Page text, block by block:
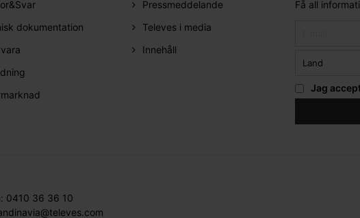
dokumentation
Pressmeddelande
Televes i media
Innehåll
Få all
Jag
0410 36 36 10